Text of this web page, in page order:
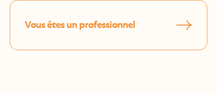
Vous êtes un professionnel